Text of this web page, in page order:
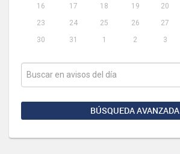
16
17 18 19 20
23
24 25 26 27
30
31 1 2 3
BÚSQUEDA AVANZADA